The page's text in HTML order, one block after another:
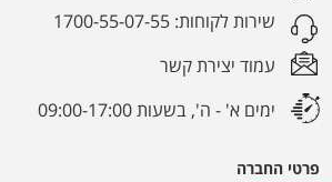
שירות לקוחות: 1700-55-07-55
עמוד יצירת קשר
ימים א' - ה', בשעות 09:00-17:00
פרטי החברה